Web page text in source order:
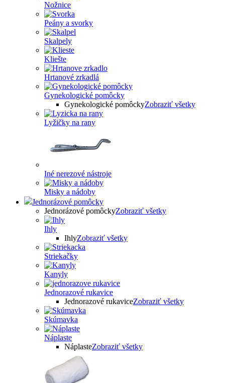
Nožnice
Peány a svorky
Skalpely
Kliešte
Hrtanové zrkadlá
Gynekologické pomôcky
Gynekologické pomôckyZobraziť všetky
Lyžičky na rany
Iné nerezové nástroje
Misky a nádoby
Jednorázové pomôcky
Jednorázové pomôckyZobraziť všetky
Ihly
IhlyZobraziť všetky
Striekačky
Kanyly
Jednorazové rukavice
Jednorazové rukaviceZobraziť všetky
Skúmavka
Náplaste
NáplasteZobraziť všetky